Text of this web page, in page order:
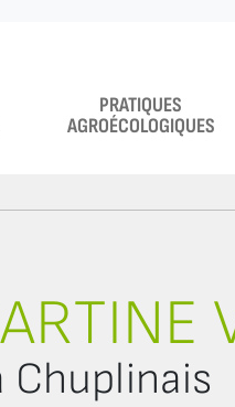
PRATIQUES
AGROÉCOLOGIQUES
Chuplinais